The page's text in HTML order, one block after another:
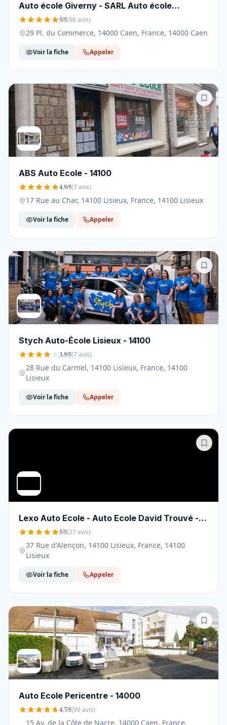
Auto école Giverny - SARL Auto école
VILLEDIEU - 14000
5/5(66 avis)
29 Pl. du Commerce, 14000 Caen, France, 14000 Caen
Voir la fiche Appeler
ABS Auto Ecole - 14100
4.9/5(7 avis)
17 Rue au Char, 14100 Lisieux, France, 14100 Lisieux
Voir la fiche Appeler
Stych Auto-École Lisieux - 14100
3.9/5(7 avis)
28 Rue du Carmel, 14100 Lisieux, France, 14100
Lisieux
Voir la fiche Appeler
Lexo Auto Ecole - Auto Ecole David Trouvé -
14100
5/5(27 avis)
37 Rue d'Alençon, 14100 Lisieux, France, 14100
Lisieux
Voir la fiche Appeler
Auto Ecole Pericentre - 14000
4.7/5(99 avis)
15 Av. de la Côte de Nacre, 14000 Caen, France,